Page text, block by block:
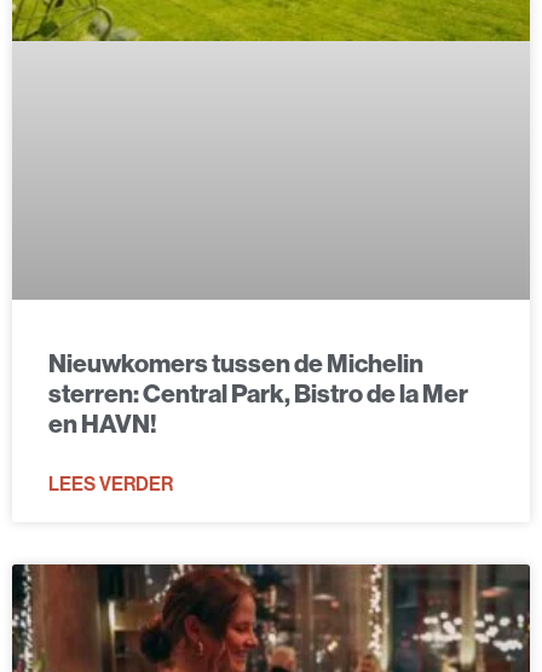
Nieuwkomers tussen de Michelin
sterren: Central Park, Bistro de la Mer
en HAVN!
LEES VERDER